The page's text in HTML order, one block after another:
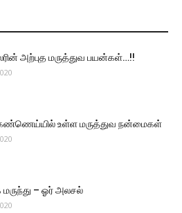
அற்புத மருத்துவ பயன்கள்…!!
உள்ள மருத்துவ நன்மைகள்
– ஓர் அலசல்